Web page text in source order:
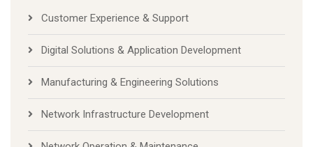
Customer Experience & Support
Digital Solutions & Application Development
Manufacturing & Engineering Solutions
Network Infrastructure Development